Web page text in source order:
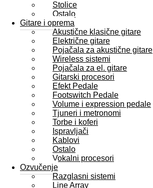
Stolice
Ostalo
Gitare i oprema
Akustične klasične gitare
Električne gitare
Pojačala za akustične gitare
Wireless sistemi
Pojačala za el. gitare
Gitarski procesori
Efekt Pedale
Footswitch Pedale
Volume i expression pedale
Tjuneri i metronomi
Torbe i koferi
Ispravljači
Kablovi
Ostalo
Vokalni procesori
Ozvučenje
Razglasni sistemi
Line Array